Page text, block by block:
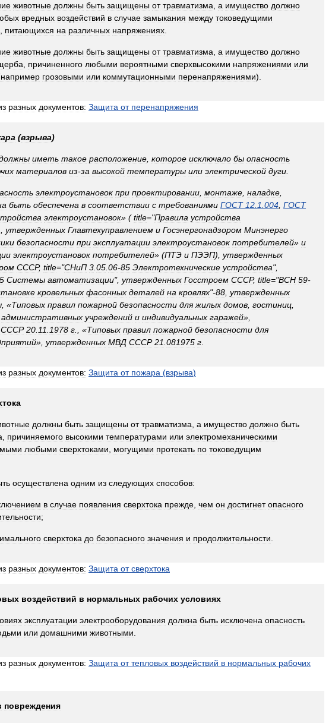
животные должны быть защищены от травматизма а имущество должно
вредных воздействий в случае замыкания между токоведущими
питающихся на различных напряжениях
животные должны быть защищены от травматизма а имущество должно
причиненного любыми вероятными сверхвысокими напряжениями или
например грозовыми или коммутационными перенапряжениями).
разных документов: Защита от перенапряжения
(взрыва)
иметь такое расположение которое исключало бы опасность
материалов из-за высокой температуры или электрической дуги
электроустановок при проектировании монтаже наладке
быть обеспечена в соответствии с требованиями ГОСТ 12 1 004 ГОСТ
электроустановок» (title="Правила устройства
утвержденных Главтехуправлением и Госэнергонадзором Минэнерго
безопасности при эксплуатации электроустановок потребителей» и
электроустановок потребителей» (ПТЭ и ПЭЭП), утвержденных
СССР, title="СНиП 3 05 06-85 Электротехнические устройства",
Системы автоматизации", утвержденных Госстроем СССР, title="ВСН 59-
кровельных фасонных деталей на кровлях"-88 утвержденных
, «Типовых правил пожарной безопасности для жилых домов гостиниц
административных учреждений и индивидуальных гаражей»,
СССР 20 11 1978 г ., «Типовых правил пожарной безопасности для
», утвержденных МВД СССР 21 081975 г
разных документов: Защита от пожара (взрыва)
должны быть защищены от травматизма а имущество должно быть
причиняемого высокими температурами или электромеханическими
любыми сверхтоками могущими протекать по токоведущим
осуществлена одним из следующих способов:
в случае появления сверхтока прежде чем он достигнет опасного
;
сверхтока до безопасного значения и продолжительности
разных документов: Защита от сверхтока
воздействий в нормальных рабочих условиях
эксплуатации электрооборудования должна быть исключена опасность
или домашними животными
разных документов: Защита от тепловых воздействий в нормальных рабочих
повреждения